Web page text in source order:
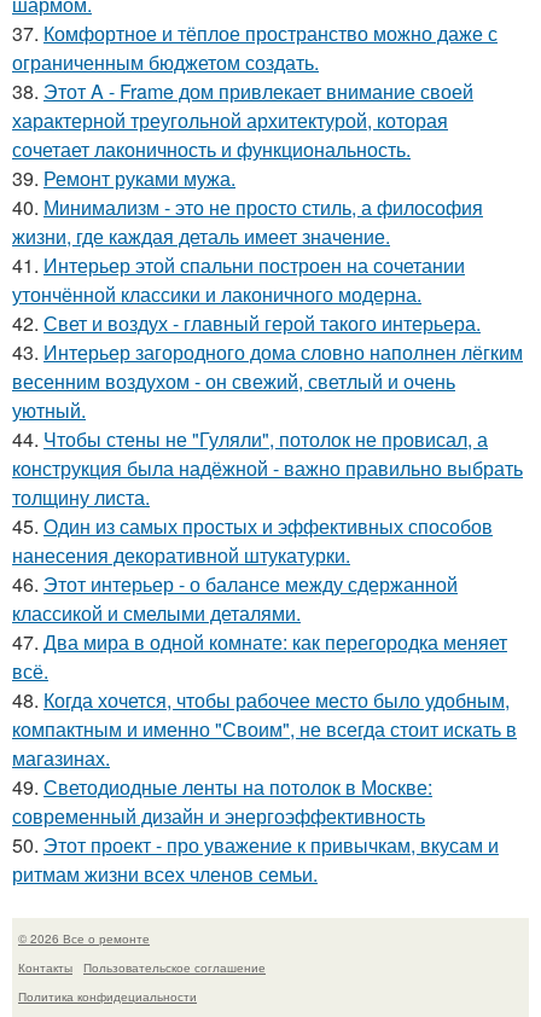
37. Комфортное и тёплое пространство можно даже с
ограниченным бюджетом создать.
38. Этот A - Frame дом привлекает внимание своей
характерной треугольной архитектурой, которая
сочетает лаконичность и функциональность.
39. Ремонт руками мужа.
40. Минимализм - это не просто стиль, а философия
жизни, где каждая деталь имеет значение.
41. Интерьер этой спальни построен на сочетании
утончённой классики и лаконичного модерна.
42. Свет и воздух - главный герой такого интерьера.
43. Интерьер загородного дома словно наполнен лёгким
весенним воздухом - он свежий, светлый и очень
уютный.
44. Чтобы стены не "Гуляли", потолок не провисал, а
конструкция была надёжной - важно правильно выбрать
толщину листа.
45. Один из самых простых и эффективных способов
нанесения декоративной штукатурки.
46. Этот интерьер - о балансе между сдержанной
классикой и смелыми деталями.
47. Два мира в одной комнате: как перегородка меняет
всё.
48. Когда хочется, чтобы рабочее место было удобным,
компактным и именно "Своим", не всегда стоит искать в
магазинах.
49. Светодиодные ленты на потолок в Москве:
современный дизайн и энергоэффективность
50. Этот проект - про уважение к привычкам, вкусам и
ритмам жизни всех членов семьи.
© 2026 Все о ремонте
Контакты
Пользовательское соглашение
Политика конфидециальности